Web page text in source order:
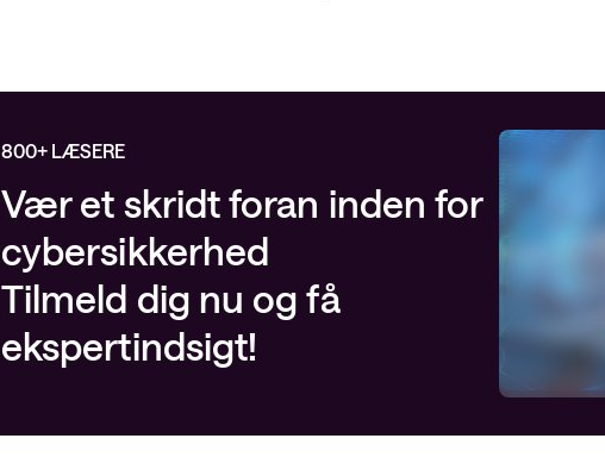
800+ LÆSERE
Vær et skridt foran inden for
cybersikkerhed
Tilmeld dig nu og få
ekspertindsigt!